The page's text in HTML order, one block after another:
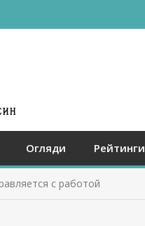
Огляди Рейтинги
с работой